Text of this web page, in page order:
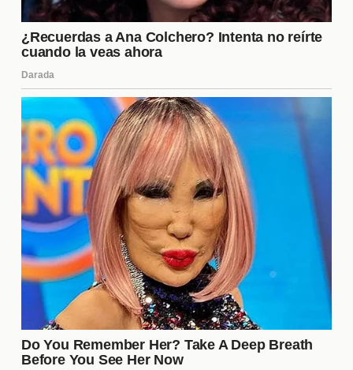
Los analistas del fútbol están divididos sobre el
impacto de esta transferencia. Algunos consideran
potencial del jugador, mientras que otros
argumentan que podría ser una pérdida
significativa para Tigres. Además, hay quienes
creen que este movimiento podría abrir la puerta a
nuevas oportunidades en el mercado, lo que
beneficiaría a otros clubes. En general, la opinión es
que cada transferencia tiene sus pros y contras, y
el tiempo dirá si esta fue una decisión acertada.